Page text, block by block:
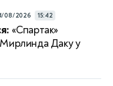
08/2026 15:42
«Спартак»
Даку у